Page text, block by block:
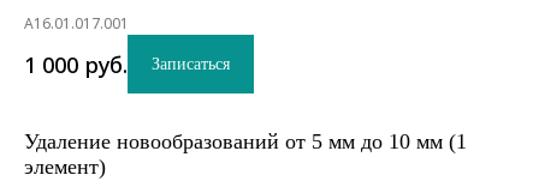
A16.01.017.001
1 000 руб. Записаться
Удаление новообразований от 5 мм до 10 мм (1
элемент)